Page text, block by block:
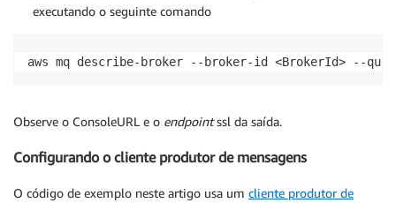
executando o seguinte comando
aws mq describe-broker --broker-id <BrokerId> --
Observe o ConsoleURL e o endpointssl da saída.
Configurando o cliente produtor de mensagens
O código de exemplo neste artigo usa um cliente produtor de